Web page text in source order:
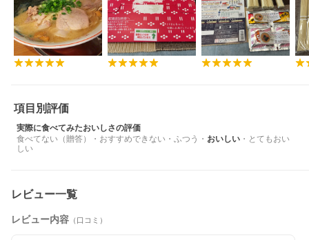
項目別評価
実際に食べてみたおいしさの評価
食べてない（贈答）
・ おすすめできない ・ ふつう ・ おいしい ・ とてもおい
しい
レビュー一覧
レビュー内容 （口コミ）